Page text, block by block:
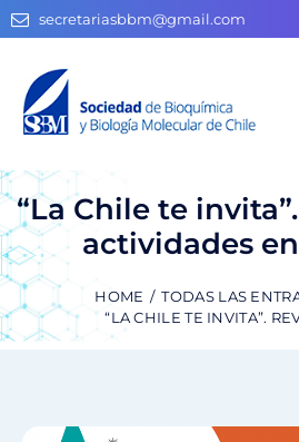
secretariasbbm@gmail.com
“La Chile te
actividades
HOME TODAS LAS
“LA CHILE TE INVITA”.